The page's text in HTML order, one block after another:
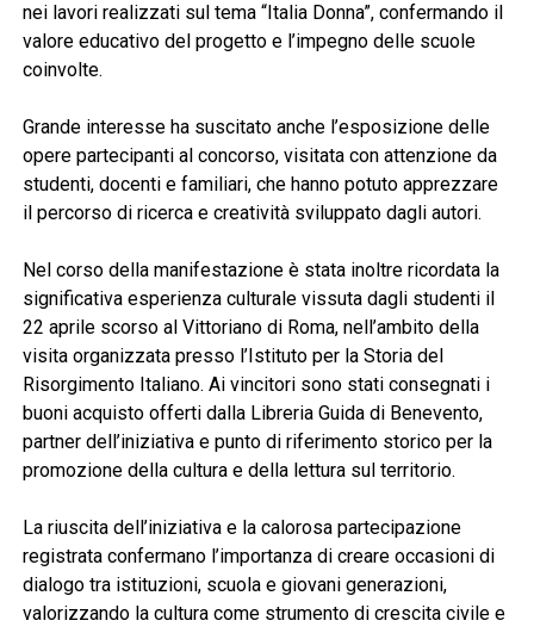
nei lavori realizzati sul tema “Italia Donna”, confermando il
valore educativo del progetto e l’impegno delle scuole
coinvolte.
Grande interesse ha suscitato anche l’esposizione delle
opere partecipanti al concorso, visitata con attenzione da
studenti, docenti e familiari, che hanno potuto apprezzare
il percorso di ricerca e creatività sviluppato dagli autori.
Nel corso della manifestazione è stata inoltre ricordata la
significativa esperienza culturale vissuta dagli studenti il
22 aprile scorso al Vittoriano di Roma, nell’ambito della
visita organizzata presso l’Istituto per la Storia del
Risorgimento Italiano. Ai vincitori sono stati consegnati i
buoni acquisto offerti dalla Libreria Guida di Benevento,
partner dell’iniziativa e punto di riferimento storico per la
promozione della cultura e della lettura sul territorio.
La riuscita dell’iniziativa e la calorosa partecipazione
registrata confermano l’importanza di creare occasioni di
dialogo tra istituzioni, scuola e giovani generazioni,
valorizzando la cultura come strumento di crescita civile e